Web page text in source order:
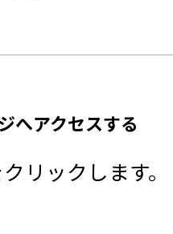
へアクセスする
リックします。